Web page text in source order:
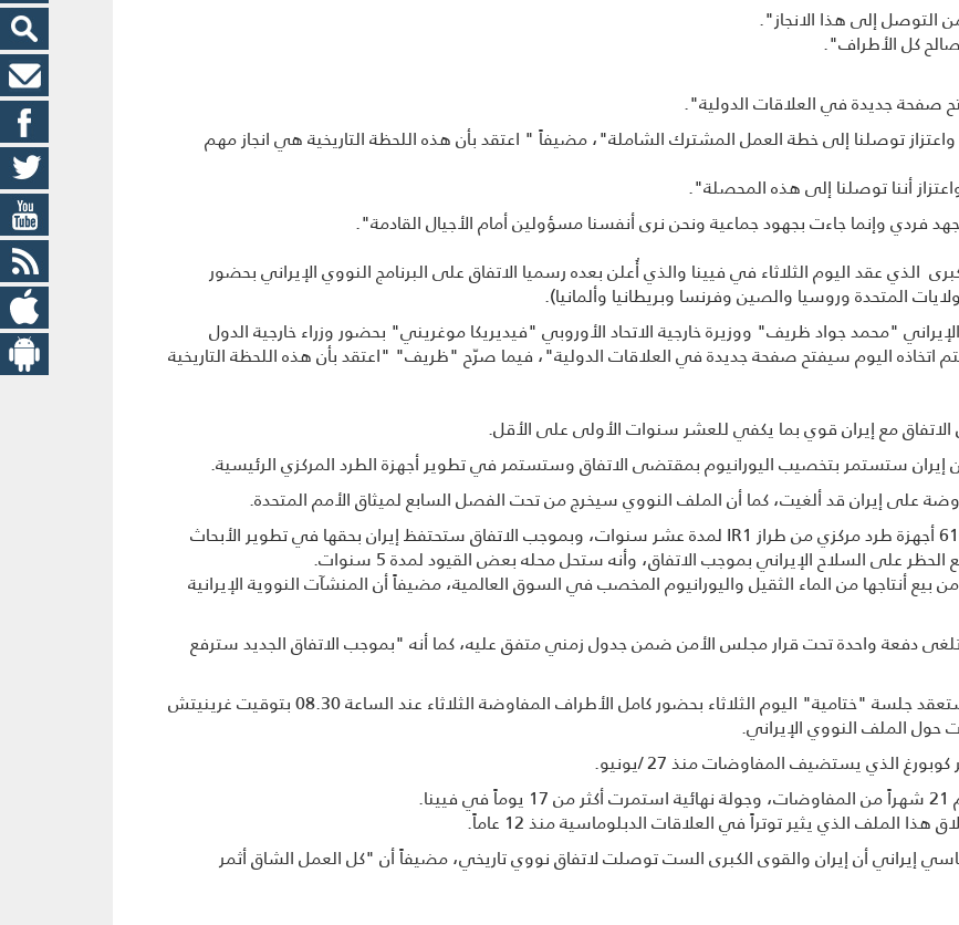
التوصل إلی هذا الانجاز".
کل الأطراف".
صفحة جديدة في العلاقات الدولية".
واعتزاز توصلنا إلى خطة العمل المشترك الشاملة"، مضيفاً " اعتقد بأن هذه اللحظة التاريخية هي انجاز مهم
أننا توصلنا إلی هذه المحصلة".
فردي وإنما جاءت بجهود جماعیة ونحن نری أنفسنا مسؤولین أمام الأجیال القادمة".
الذي عقد اليوم الثلاثاء في فيينا والذي أُعلن بعده رسميا الاتفاق على البرنامج النووي الإيراني بحضور
"محمد جواد ظريف" ووزيرة خارجية الاتحاد الأوروبي "فيديريكا موغريني" بحضور وزراء خارجية الدول
اتخاذه اليوم سيفتح صفحة جديدة في العلاقات الدولية"، فيما صرّح "ظريف" "اعتقد بأن هذه اللحظة التاريخية
مع إيران قوي بما يكفي للعشر سنوات الأولى على الأقل.
،إن إيران ستستمر بتخصيب اليورانيوم بمقتضى الاتفاق وستستمر في تطوير أجهزة الطرد المركزي الرئيسية.
على إيران قد ألغيت، كما أن الملف النووي سيخرج من تحت الفصل السابع لميثاق الأمم المتحدة.
كما نقلت مصادر إيرانية، إن إيران سوف تحتفظ بـ 6104 أجهزة طرد مركزي من طراز IR1 لمدة عشر سنوات، وبموجب الاتفاق ستحتفظ إيران بحقها في تطوير الأبحاث
على السلاح الإيراني بموجب الاتفاق، وأنه ستحل محله بعض القيود لمدة 5 سنوات.
أنتاجها من الماء الثقيل واليورانيوم المخصب في السوق العالمية، مضيفاً أن المنشآت النووية الإيرانية
دفعة واحدة تحت قرار مجلس الأمن ضمن جدول زمني متفق عليه، كما أنه "بموجب الاتفاق الجديد سترفع
وكان الاتحاد الأوروبي أعلن أن إيران والدول الكبرى ستعقد جلسة "ختامية" اليوم الثلاثاء بحضور كامل الأطراف المفاوضة الثلاثاء عند الساعة 08.30 بتوقيت غرينيتش
الذي يستضيف المفاوضات منذ 27 /يونيو.
الملف الذي يثير توتراً في العلاقات الدبلوماسية منذ 12 عاماً.
إيراني أن إيران والقوى الكبرى الست توصلت لاتفاق نووي تاريخي، مضيفاً أن "كل العمل الشاق أثمر